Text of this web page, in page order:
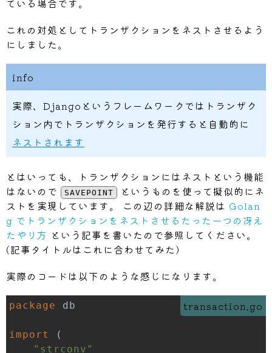
これの対処としてトランザクションをネストさせるよう
にしました。
info
実際、Djangoというフレームワークではトランザク
ション内でトランザクションを発行すると自動的に
ネストされます
とはいっても、トランザクションにはネストという機能
はないので
SAVEPOINT
というものを使って擬似的にネ
ストを実現しています。 この辺の詳細な解説は Golan
g でトランザクションをネストさせるたった一つの冴え
たやり方 という記事を書いたので参照してください。
(記事タイトルはこれに合わせてみた)
実際のコードは以下のような感じになります。
transaction.go
package
import
(
"strconv"